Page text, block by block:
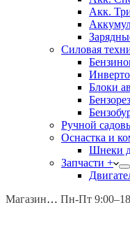
Акк.
Силовая
Блоки
Ручной
Оснастка и
Шнеки
Запчасти +
Магазины: Калуга ул.
Пн-Пт